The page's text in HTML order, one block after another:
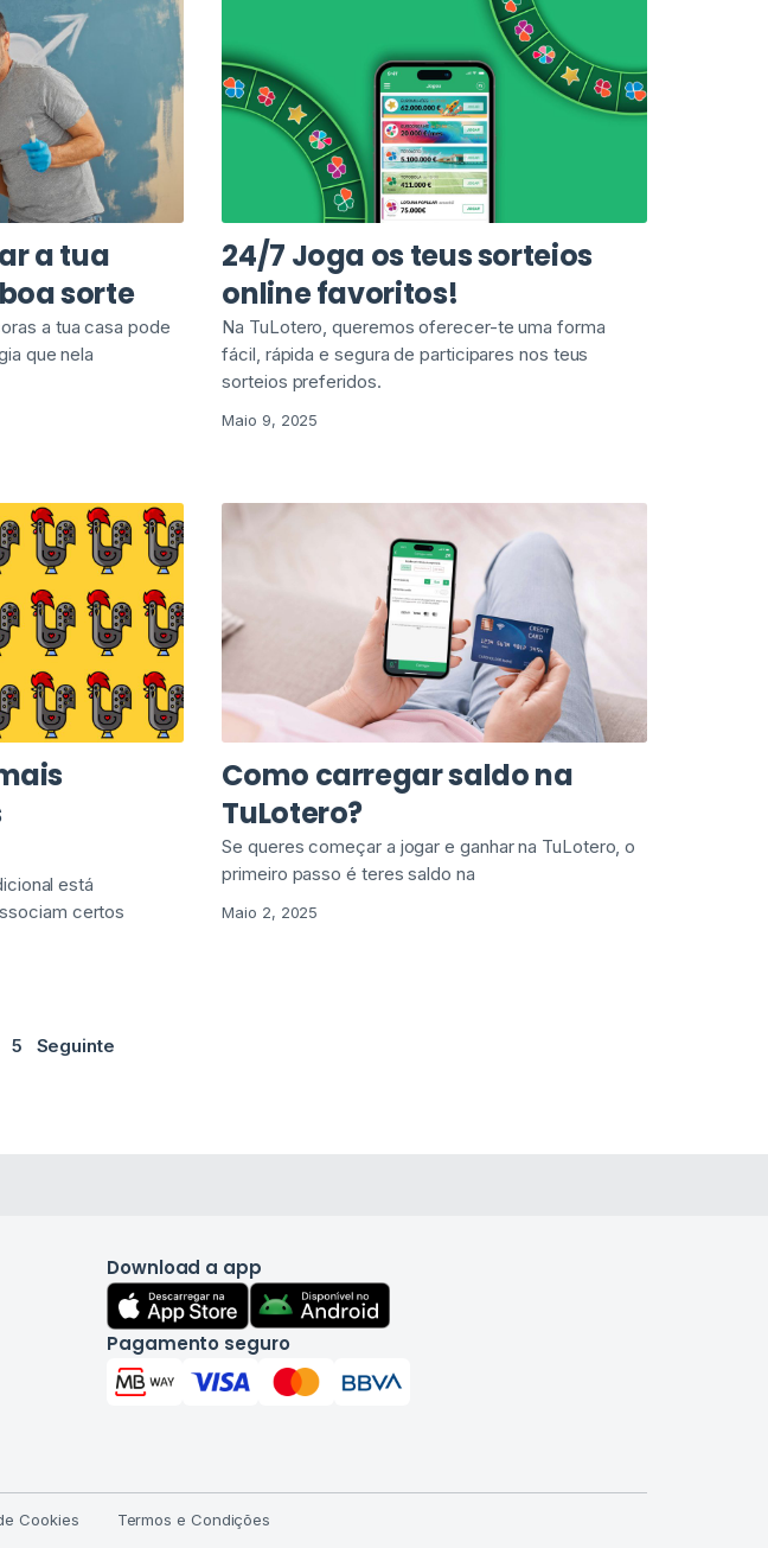
a tua
sorte
a tua casa pode
que nela
24/7 Joga os teus sorteios
online favoritos!
Na TuLotero, queremos oferecer-te uma forma
fácil, rápida e segura de participares nos teus
sorteios preferidos.
Maio 9, 2025
está
certos
Como carregar saldo na
TuLotero?
Se queres começar a jogar e ganhar na TuLotero, o
primeiro passo é teres saldo na
Maio 2, 2025
5 Seguinte
Download a app
Pagamento seguro
Cookies Termos e Condições